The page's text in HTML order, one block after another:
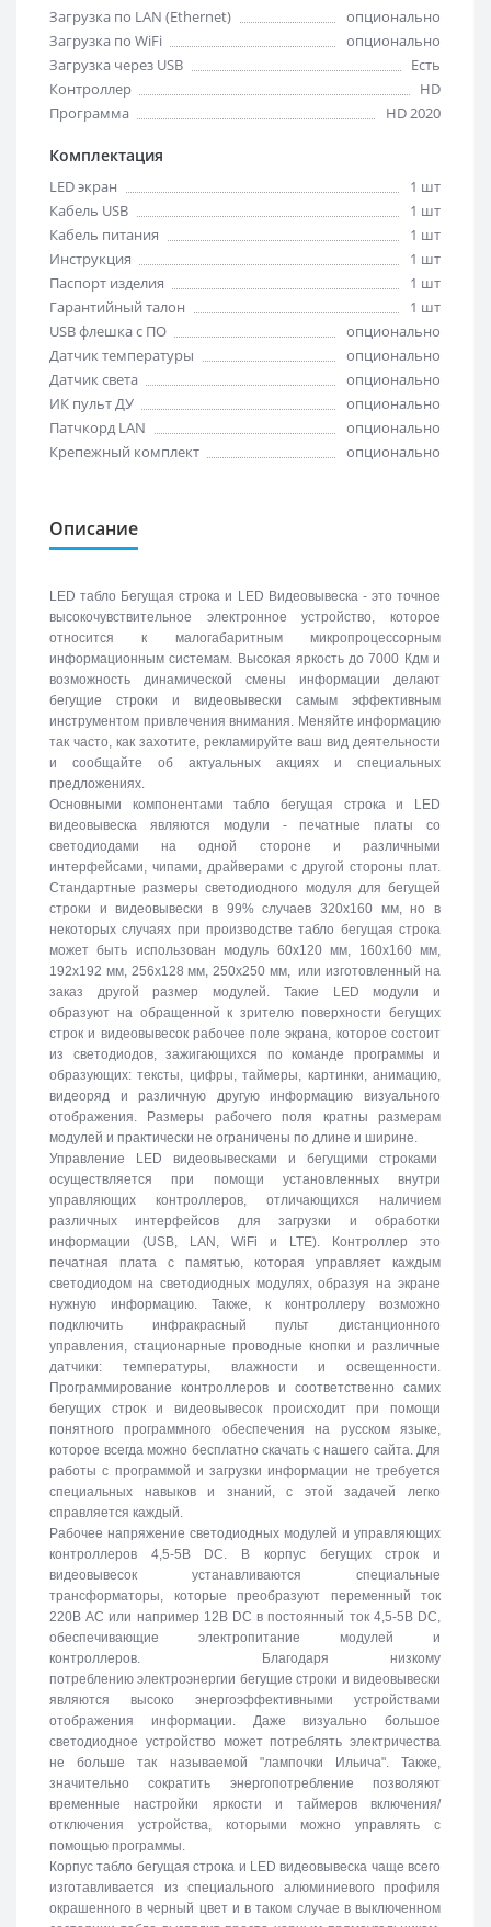
Загрузка по LAN (Ethernet)
опционально
Загрузка по WiFi
опционально
Загрузка через USB
Есть
Контроллер
HD
Программа
HD 2020
Комплектация
LED экран
1 шт
Кабель USB
1 шт
Кабель питания
1 шт
Инструкция
1 шт
Паспорт изделия
1 шт
Гарантийный талон
1 шт
USB флешка с ПО
опционально
Датчик температуры
опционально
Датчик света
опционально
ИК пульт ДУ
опционально
Патчкорд LAN
опционально
Крепежный комплект
опционально
Описание
LED табло Бегущая строка и LED Видеовывеска - это точное
высокочувствительное электронное устройство, которое
относится к малогабаритным микропроцессорным
информационным системам. Высокая яркость до 7000 Кдм и
возможность динамической смены информации делают
бегущие строки и видеовывески самым эффективным
инструментом привлечения внимания. Меняйте информацию
так часто, как захотите, рекламируйте ваш вид деятельности
и сообщайте об актуальных акциях и специальных
предложениях.
Основными компонентами табло бегущая строка и LED
видеовывеска являются модули - печатные платы со
светодиодами на одной стороне и различными
интерфейсами, чипами, драйверами с другой стороны плат.
Стандартные размеры светодиодного модуля для бегущей
строки и видеовывески в 99% случаев 320х160 мм, но в
некоторых случаях при производстве табло бегущая строка
может быть использован модуль 60х120 мм, 160х160 мм,
192х192 мм, 256х128 мм, 250х250 мм, или изготовленный на
заказ другой размер модулей. Такие LED модули и
образуют на обращенной к зрителю поверхности бегущих
строк и видеовывесок рабочее поле экрана, которое состоит
из светодиодов, зажигающихся по команде программы и
образующих: тексты, цифры, таймеры, картинки, анимацию,
видеоряд и различную другую информацию визуального
отображения. Размеры рабочего поля кратны размерам
модулей и практически не ограничены по длине и ширине.
Управление LED видеовывесками и бегущими строками
осуществляется при помощи установленных внутри
управляющих контроллеров, отличающихся наличием
различных интерфейсов для загрузки и обработки
информации (USB, LAN, WiFi и LTE). Контроллер это
печатная плата с памятью, которая управляет каждым
светодиодом на светодиодных модулях, образуя на экране
нужную информацию. Также, к контроллеру возможно
подключить инфракрасный пульт дистанционного
управления, стационарные проводные кнопки и различные
датчики: температуры, влажности и освещенности.
Программирование контроллеров и соответственно самих
бегущих строк и видеовывесок происходит при помощи
понятного программного обеспечения на русском языке,
которое всегда можно бесплатно скачать с нашего сайта. Для
работы с программой и загрузки информации не требуется
специальных навыков и знаний, с этой задачей легко
справляется каждый.
Рабочее напряжение светодиодных модулей и управляющих
контроллеров 4,5-5В DC. В корпус бегущих строк и
видеовывесок устанавливаются специальные
трансформаторы, которые преобразуют переменный ток
220В АС или например 12В DC в постоянный ток 4,5-5В DC,
обеспечивающие электропитание модулей и
контроллеров. Благодаря низкому
потреблению электроэнергии бегущие строки и видеовывески
являются высоко энергоэффективными устройствами
отображения информации. Даже визуально большое
светодиодное устройство может потреблять электричества
не больше так называемой "лампочки Ильича". Также,
значительно сократить энергопотребление позволяют
временные настройки яркости и таймеров включения/
отключения устройства, которыми можно управлять с
помощью программы.
Корпус табло бегущая строка и LED видеовывеска чаще всего
изготавливается из специального алюминиевого профиля
окрашенного в черный цвет и в таком случае в выключенном